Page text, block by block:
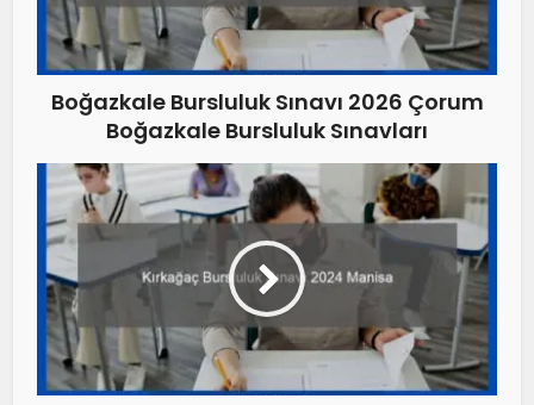
Boğazkale Bursluluk Sınavı 2026 Çorum
Boğazkale Bursluluk Sınavları